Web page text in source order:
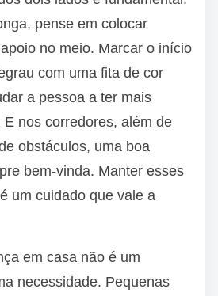
pense em colocar
no meio. Marcar o início
com uma fita de cor
a pessoa a ter mais
nos corredores, além de
obstáculos, uma boa
bem-vinda. Manter esses
um cuidado que vale a
em casa não é um
necessidade. Pequenas